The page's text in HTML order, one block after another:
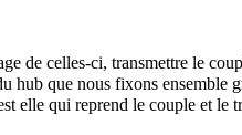
de celles-ci, transmettre le
que nous fixons ensemble
elle qui reprend le couple et le